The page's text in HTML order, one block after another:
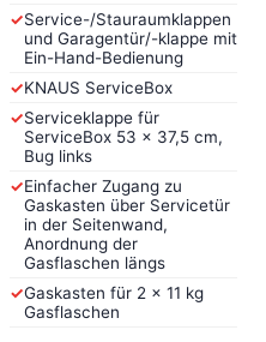
✓Service-/Stauraumklappen
und Garagentür/-klappe mit
Ein-Hand-Bedienung
✓KNAUS ServiceBox
✓Serviceklappe für
ServiceBox 53 x 37,5 cm,
Bug links
✓Einfacher Zugang zu
Gaskasten über Servicetür
in der Seitenwand,
Anordnung der
Gasflaschen längs
✓Gaskasten für 2 x 11 kg
Gasflaschen